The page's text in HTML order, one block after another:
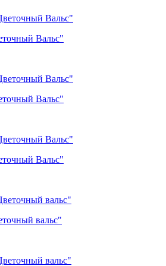
Вальс"
Вальс"
Вальс"
вальс"